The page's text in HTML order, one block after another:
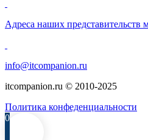
Адреса наших представительств
info@itcompanion.ru
itcompanion.ru © 2010-2025
Политика конфеденциальности
0